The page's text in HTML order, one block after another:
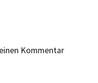
Kommentar